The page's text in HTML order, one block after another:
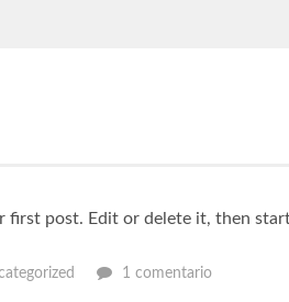
first post. Edit or delete it, then
1 comentario